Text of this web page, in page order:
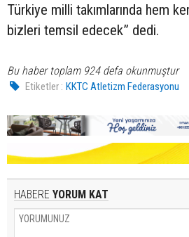
Türkiye milli takımlarında hem
bizleri temsil edecek” dedi.
Bu haber toplam 924 defa okunmuştur
Etiketler : KKTC Atletizm Federasyonu
HABERE YORUM KAT